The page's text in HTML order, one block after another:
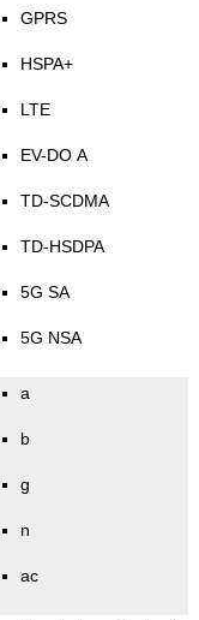
GPRS
HSPA+
LTE
EV-DO A
TD-SCDMA
TD-HSDPA
5G SA
5G NSA
a
b
g
n
ac